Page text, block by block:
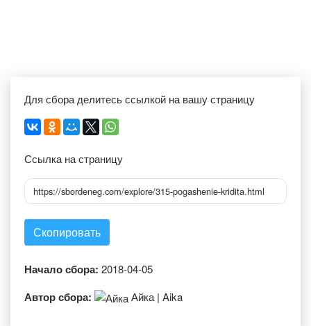
Для сбора делитесь ссылкой на вашу страницу
Ссылка на страницу
https://sbordeneg.com/explore/315-pogashenie-kridita.html
Скопировать
Начало сбора: 2018-04-05
Автор сбора: Айка | Aika